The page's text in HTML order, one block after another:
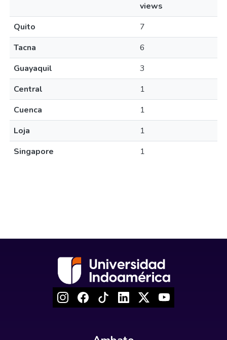
views
Quito
7
Tacna
6
Guayaquil
3
Central
1
Cuenca
1
Loja
1
Singapore
1